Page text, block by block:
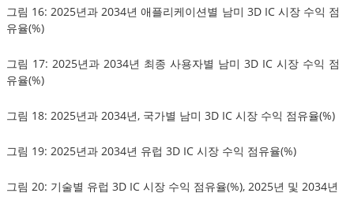
그림 16: 2025년과 2034년 애플리케이션별 남미 3D IC 시장 수익 점
유율(%)
그림 17: 2025년과 2034년 최종 사용자별 남미 3D IC 시장 수익 점
유율(%)
그림 18: 2025년과 2034년, 국가별 남미 3D IC 시장 수익 점유율(%)
그림 19: 2025년과 2034년 유럽 3D IC 시장 수익 점유율(%)
그림 20: 기술별 유럽 3D IC 시장 수익 점유율(%), 2025년 및 2034년